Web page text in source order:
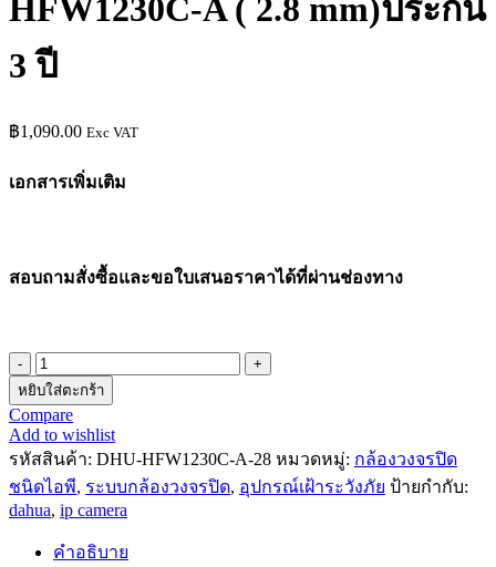
HFW1230C-A ( 2.8 mm)ประกัน
3 ปี
฿1,090.00 Exc VAT
เอกสารเพิ่มเติม
สอบถามสั่งซื้อและขอใบเสนอราคาได้ที่ผ่านช่องทาง
หยิบใส่ตะกร้า
Compare
Add to wishlist
รหัสสินค้า: DHU-HFW1230C-A-28 หมวดหมู่: กล้องวงจรปิด
ชนิดไอพี, ระบบกล้องวงจรปิด, อุปกรณ์เฝ้าระวังภัย ป้ายกำกับ:
dahua, ip camera
คำอธิบาย